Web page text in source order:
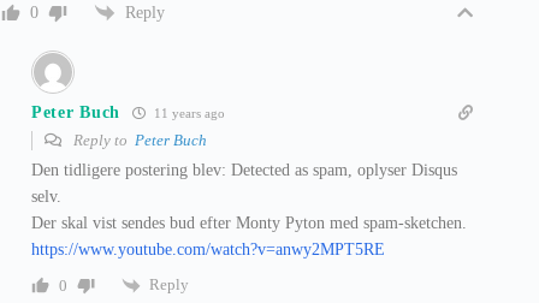
0 Reply
Peter Buch 11 years ago
Reply to Peter Buch
Den tidligere postering blev: Detected as spam, oplyser Disqus
selv.
Der skal vist sendes bud efter Monty Pyton med spam-sketchen.
https://www.youtube.com/watch?v=anwy2MPT5RE
0
Reply